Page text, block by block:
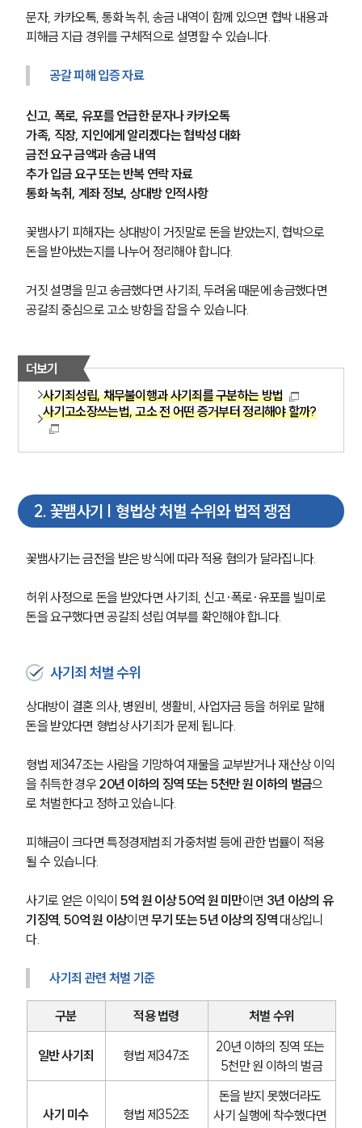
문자, 카카오톡, 통화 녹취, 송금 내역이 함께 있으면 협박 내용과
피해금 지급 경위를 구체적으로 설명할 수 있습니다.
공갈 피해 입증 자료
신고, 폭로, 유포를 언급한 문자나 카카오톡
가족, 직장, 지인에게 알리겠다는 협박성 대화
금전 요구 금액과 송금 내역
추가 입금 요구 또는 반복 연락 자료
통화 녹취, 계좌 정보, 상대방 인적사항
꽃뱀사기 피해자는 상대방이 거짓말로 돈을 받았는지, 협박으로
돈을 받아냈는지를 나누어 정리해야 합니다.
거짓 설명을 믿고 송금했다면 사기죄, 두려움 때문에 송금했다면
공갈죄 중심으로 고소 방향을 잡을 수 있습니다.
더보기
사기죄성립, 채무불이행과 사기죄를 구분하는 방법
사기고소장쓰는법, 고소 전 어떤 증거부터 정리해야 할까?
2. 꽃뱀사기 | 형법상 처벌 수위와 법적 쟁점
꽃뱀사기는 금전을 받은 방식에 따라 적용 혐의가 달라집니다.
허위 사정으로 돈을 받았다면 사기죄, 신고·폭로·유포를 빌미로
돈을 요구했다면 공갈죄 성립 여부를 확인해야 합니다.
사기죄 처벌 수위
상대방이 결혼 의사, 병원비, 생활비, 사업자금 등을 허위로 말해
돈을 받았다면 형법상 사기죄가 문제 됩니다.
형법 제347조는 사람을 기망하여 재물을 교부받거나 재산상 이익
을 취득한 경우 20년 이하의 징역 또는 5천만 원 이하의 벌금으
로 처벌한다고 정하고 있습니다.
피해금이 크다면 특정경제범죄 가중처벌 등에 관한 법률이 적용
될 수 있습니다.
사기로 얻은 이익이 5억 원 이상 50억 원 미만이면 3년 이상의 유
기징역, 50억 원 이상이면 무기 또는 5년 이상의 징역 대상입니
다.
사기죄 관련 처벌 기준
구분 적용 법령 처벌 수위
일반 사기죄 형법 제347조
20년 이하의 징역 또는
5천만 원 이하의 벌금
사기 미수 형법 제352조
돈을 받지 못했더라도
사기 실행에 착수했다면